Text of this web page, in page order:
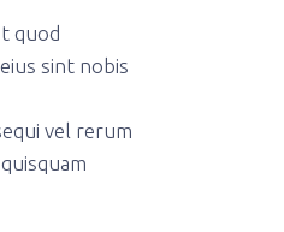
quod
sint nobis
vel rerum